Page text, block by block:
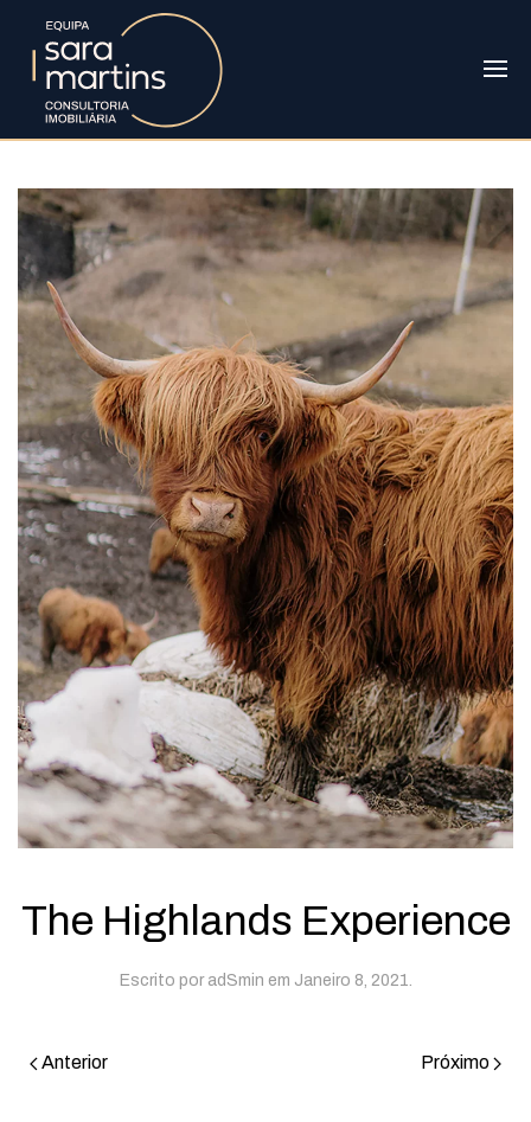
The Highlands Experience
Escrito por adSmin em Janeiro 8, 2021
Anterior Próximo